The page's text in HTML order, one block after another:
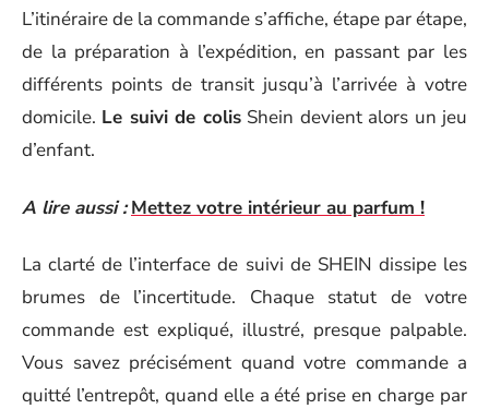
L’itinéraire de la commande s’affiche, étape par étape,
de la préparation à l’expédition, en passant par les
différents points de transit jusqu’à l’arrivée à votre
domicile. Le suivi de colisShein devient alors un jeu
d’enfant.
A lire aussi : Mettez votre intérieur au parfum !
La clarté de l’interface de suivi de SHEIN dissipe les
brumes de l’incertitude. Chaque statut de votre
commande est expliqué, illustré, presque palpable.
Vous savez précisément quand votre commande a
quitté l’entrepôt, quand elle a été prise en charge par